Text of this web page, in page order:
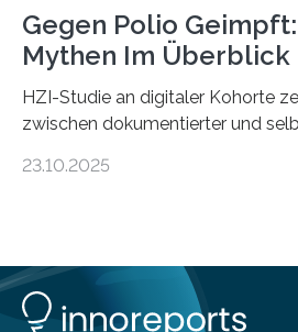
Gegen Polio
Mythen Im Überblick
HZI-Studie an digitaler Kohorte
zwischen dokumentierter und
Kinderlähmung, ist eine
nur noch in zwei Ländern
weltweit ausgerottet ist, ist aber
23.10.2025